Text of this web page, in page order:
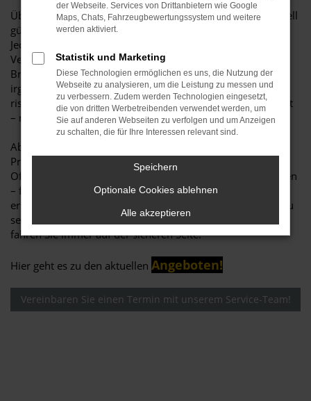
Über 1.000 Originalteile inklusive Montage – zu sensationell
günstigen Komplettpreisen
Jedes Auto unterliegt bei der Nutzung einem gewissen
Verschleiß. Typische Verschleißteile wie Auspuffendtopf,
Bremsen, Zahnriemen oder Stoßdämpfer müssen
irgendwann ersetzt werden. Wer das zu lange aufschiebt,
riskiert eine erhebliche Beeinträchtigung der Fahrsicherheit
– nicht selten der Grund für teure Folgeschäden.
Ab fünf Jahren günstig fahren
Profitieren Sie jetzt von der Opel Service Komplettpreis-
Offensive: Egal ob Sie einen ADAM oder einen Vectra fahren
– für viele Opel Pkw ab fünf Jahren nach Erstzulassung
erhalten Sie bei uns Opel Original Teile in hoher Qualität zu
sensationellen Komplettpreisen. Inklusive Montage. Damit
fahren Sie immer auf der sicheren Seite.
Hier geht es zu den aktuellen Angeboten!
Vereinbaren Sie einen Termin mit unserem Service-Team!
der Webseite. Services von Drittanbietern wie Google
Maps, Chats, Fahrzeugbewertungssystem und weitere
werden aktiviert.
Statistik und Marketing
Diese Technologien ermöglichen es uns, die Nutzung der
Webseite zu analysieren, um die Leistung zu messen und
zu verbessern. Zudem werden Technologien eingesetzt,
die von dritten Werbetreibenden verwendet werden, um
Sie auf anderen Webseiten zu verfolgen und um Anzeigen
zu schalten, die für Ihre Interessen relevant sind.
Speichern
Optionale Cookies ablehnen
Alle akzeptieren